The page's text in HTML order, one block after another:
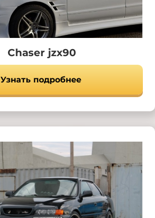
Chaser jzx90
Узнать подробнее